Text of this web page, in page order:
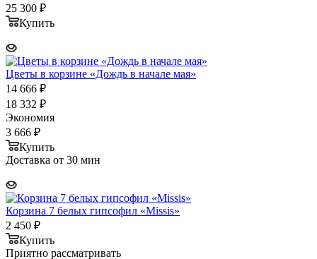
25 300 ₽
Купить
Цветы в корзине «Дождь в начале мая»
14 666 ₽
18 332 ₽
Экономия
3 666 ₽
Купить
Доставка от 30 мин
Корзина 7 белых гипсофил «Missis»
2 450 ₽
Купить
Приятно рассматривать